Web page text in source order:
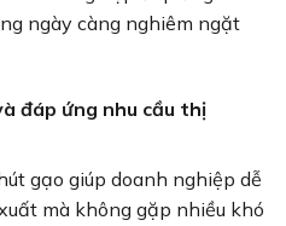
ngày càng nghiêm ngặt
đáp ứng nhu cầu thị
gạo giúp doanh nghiệp dễ
mà không gặp nhiều khó